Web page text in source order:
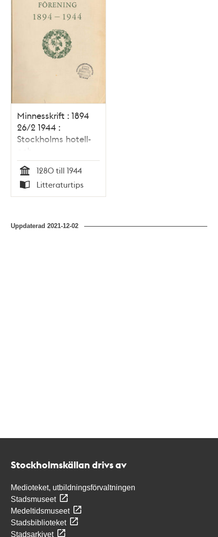
Minnesskrift : 1894
26/2 1944 :
Stockholms hotell-
och
restaurantförening
Tid
1280 till 1944
Typ
Litteraturtips
Uppdaterad2021-12-02
Stockholmskällan drivs av
Medioteket, utbildningsförvaltningen
Stadsmuseet
Medeltidsmuseet
Stadsbiblioteket
Stadsarkivet